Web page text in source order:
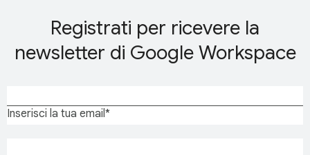
Registrati per ricevere la
newsletter di Google Workspace
Inserisci la tua email